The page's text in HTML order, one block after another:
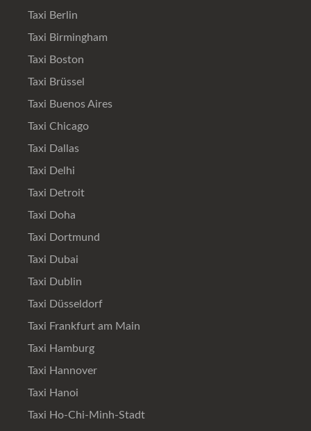
Taxi Berlin
Taxi Birmingham
Taxi Boston
Taxi Brüssel
Taxi Buenos Aires
Taxi Chicago
Taxi Dallas
Taxi Delhi
Taxi Detroit
Taxi Doha
Taxi Dortmund
Taxi Dubai
Taxi Dublin
Taxi Düsseldorf
Taxi Frankfurt am Main
Taxi Hamburg
Taxi Hannover
Taxi Hanoi
Taxi Ho-Chi-Minh-Stadt